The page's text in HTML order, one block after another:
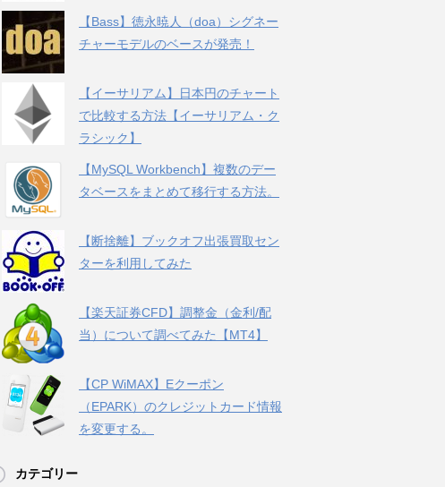
【Bass】徳永暁人（doa）シグネー
チャーモデルのベースが発売！
【イーサリアム】日本円のチャート
で比較する方法【イーサリアム・ク
ラシック】
【MySQL Workbench】複数のデー
タベースをまとめて移行する方法。
【断捨離】ブックオフ出張買取セン
ターを利用してみた
【楽天証券CFD】調整金（金利/配
当）について調べてみた【MT4】
【CP WiMAX】Eクーポン
（EPARK）のクレジットカード情報
を変更する。
カテゴリー